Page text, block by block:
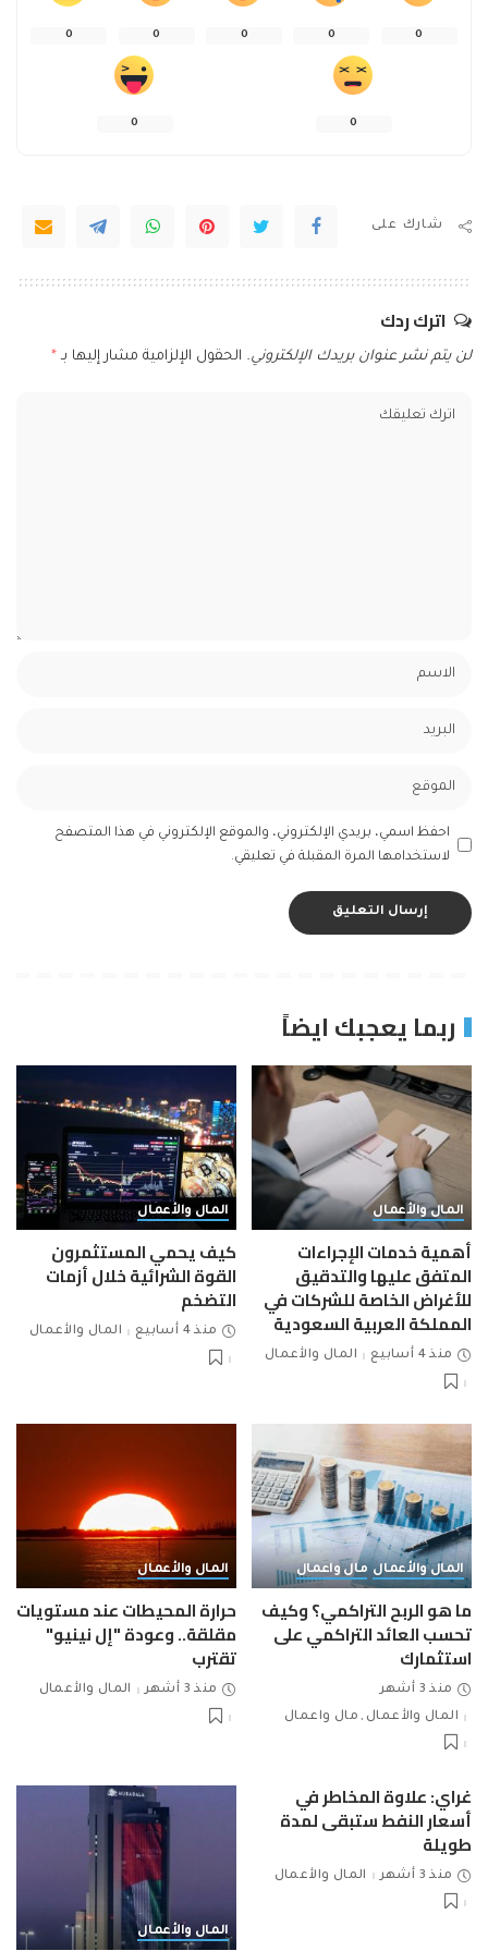
0
0
0
0
0
0
0
شارك على
اترك ردك
لن يتم نشر عنوان بريدك الإلكتروني. الحقول الإلزامية مشار إليها بـ *
احفظ اسمي، بريدي الإلكتروني، والموقع الإلكتروني في هذا المتصفح
لاستخدامها المرة المقبلة في تعليقي.
ربما يعجبك ايضاً
المال والأعمال
أهمية خدمات الإجراءات
المتفق عليها والتدقيق
للأغراض الخاصة للشركات في
المملكة العربية السعودية
منذ 4 أسابيع المال والأعمال
المال والأعمال
كيف يحمي المستثمرون
القوة الشرائية خلال أزمات
التضخم
منذ 4 أسابيع المال والأعمال
المال والأعمال مال واعمال
ما هو الربح التراكمي؟ وكيف
تحسب العائد التراكمي على
استثمارك
منذ 3 أشهر
المال والأعمال
مال واعمال
المال والأعمال
حرارة المحيطات عند مستويات
مقلقة.. وعودة "إل نينيو"
تقترب
منذ 3 أشهر المال والأعمال
غراي: علاوة المخاطر في
أسعار النفط ستبقى لمدة
طويلة
منذ 3 أشهر المال والأعمال
المال والأعمال